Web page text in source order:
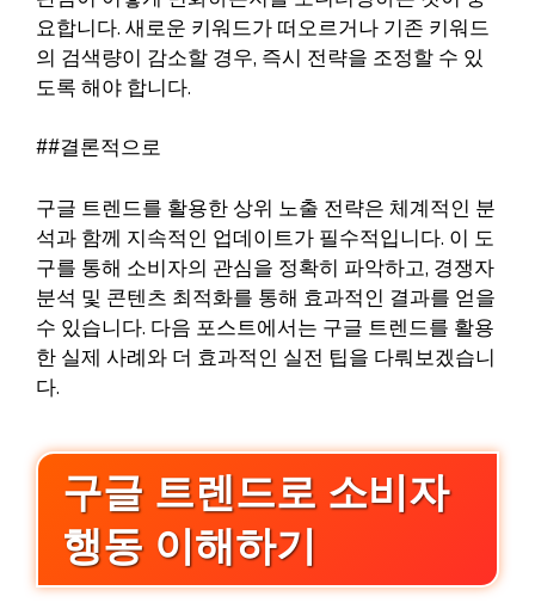
요합니다. 새로운 키워드가 떠오르거나 기존 키워드
의 검색량이 감소할 경우, 즉시 전략을 조정할 수 있
도록 해야 합니다.
##결론적으로
구글 트렌드를 활용한 상위 노출 전략은 체계적인 분
석과 함께 지속적인 업데이트가 필수적입니다. 이 도
구를 통해 소비자의 관심을 정확히 파악하고, 경쟁자
분석 및 콘텐츠 최적화를 통해 효과적인 결과를 얻을
수 있습니다. 다음 포스트에서는 구글 트렌드를 활용
한 실제 사례와 더 효과적인 실전 팁을 다뤄보겠습니
다.
구글 트렌드로 소비자
행동 이해하기